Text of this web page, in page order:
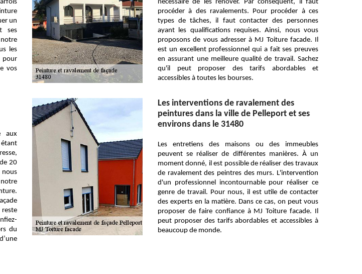
un
ses
notre
les
pour
vos
nécessaire de les rénover. Par conséquent, il faut
procéder à des ravalements. Pour procéder à ces
types de tâches, il faut contacter des personnes
ayant les qualifications requises. Ainsi, nous vous
proposons de vous adresser à MJ Toiture facade. Il
est un excellent professionnel qui a fait ses preuves
en assurant une meilleure qualité de travail. Sachez
qu'il peut proposer des tarifs abordables et
accessibles à toutes les bourses.
aux
20
du
Les interventions de ravalement des
peintures dans la ville de Pelleport et ses
environs dans le 31480
Les entretiens des maisons ou des immeubles
peuvent se réaliser de différentes manières. À un
moment donné, il est possible de réaliser des travaux
de ravalement des peintres des murs. L'intervention
d'un professionnel incontournable pour réaliser ce
genre de travail. Pour nous, il est utile de contacter
des experts en la matière. Dans ce cas, on peut vous
proposer de faire confiance à MJ Toiture facade. Il
peut proposer des tarifs abordables et accessibles à
beaucoup de monde.